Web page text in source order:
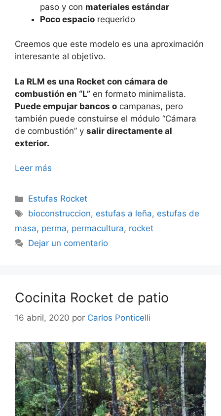
paso y con materiales estándar
Poco espacio requerido
Creemos que este modelo es una aproximación
interesante al objetivo.
La RLM es una Rocket con cámara de
combustión en “L” en formato minimalista.
Puede empujar bancos o campanas, pero
también puede constuirse el módulo “Cámara
de combustión” y salir directamente al
exterior.
Leer más
Categorías
Estufas Rocket
Etiquetas
bioconstruccion, estufas a leña, estufas de
masa, perma, permacultura, rocket
Dejar un comentario
Cocinita Rocket de patio
16 abril, 2020 por Carlos Ponticelli